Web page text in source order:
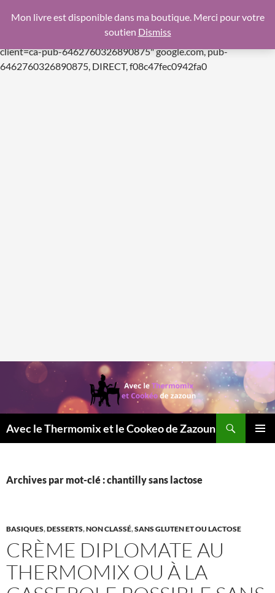
f08c47fec0942fa0
https://pagead2.googlesyndication.com/pagead/js/
client=ca-pub-6462760326890875"google.com, pub-
6462760326890875, DIRECT, f08c47fec0942fa0Aller
Avec le Thermomix et le Cookeo de Zazoun
Archives par mot-clé : chantilly sans lactose
BASIQUES,DESSERTS,NON CLASSÉ,SANS GLUTEN ET OU LACTOSE
CRÈME DIPLOMATE AU
THERMOMIX OU À LA
Mon livre est disponible dans ma boutique. Merci pour votre
soutien Dismiss